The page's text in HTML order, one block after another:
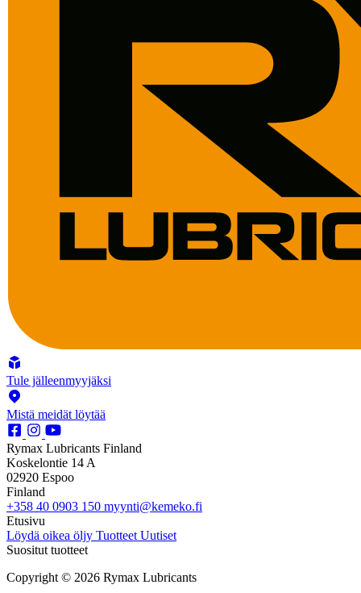
Tule jälleenmyyjäksi
Mistä meidät löytää
Rymax Lubricants Finland
Koskelontie 14 A
02920 Espoo
Finland
+358 40 0903 150 myynti@kemeko.fi
Etusivu
Löydä oikea öljy Tuotteet Uutiset
Suositut tuotteet
Copyright © 2026 Rymax Lubricants